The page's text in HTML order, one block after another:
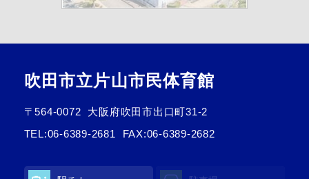
吹田市立片山市民体育館
〒564-0072
大阪府吹田市出口町31-2
TEL:06-6389-2681 FAX:06-6389-2682